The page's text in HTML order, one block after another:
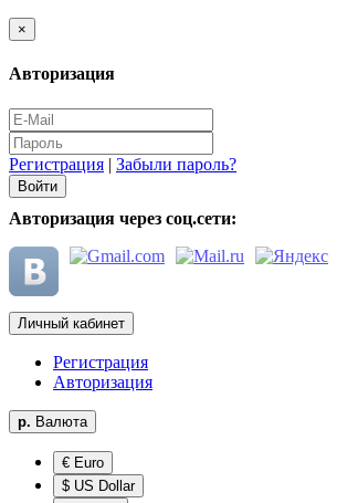
×
Авторизация
Регистрация | Забыли пароль?
Авторизация через соц.сети:
Личный кабинет
Регистрация
Авторизация
р. Валюта
€ Euro
$ US Dollar